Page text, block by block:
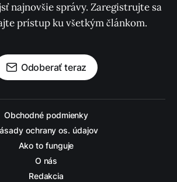
najnovšie správy. Zaregistrujte sa
prístup ku všetkým článkom.
Odoberať teraz
Obchodné podmienky
ochrany os. údajov
Ako to funguje
O nás
Redakcia